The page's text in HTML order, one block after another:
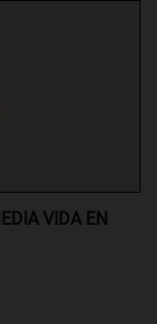
VIDA EN